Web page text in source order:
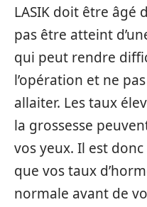
LASIK doit être âgé
pas être atteint
qui peut rendre
l’opération et ne
allaiter. Les taux
la grossesse
vos yeux. Il est
que vos taux
normale avant de